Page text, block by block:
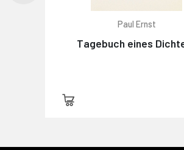
Paul Ernst
Tagebuch eines